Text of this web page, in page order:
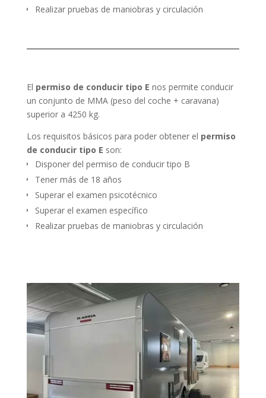
Realizar pruebas de maniobras y circulación
El permiso de conducir tipo E nos permite conducir
un conjunto de MMA (peso del coche + caravana)
superior a 4250 kg.
Los requisitos básicos para poder obtener el permiso
de conducir tipo E son:
Disponer del permiso de conducir tipo B
Tener más de 18 años
Superar el examen psicotécnico
Superar el examen específico
Realizar pruebas de maniobras y circulación